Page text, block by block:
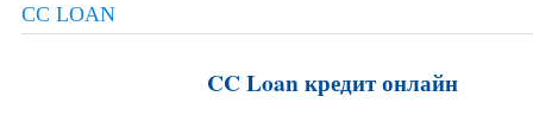
CC LOAN
CC Loan кредит онлайн